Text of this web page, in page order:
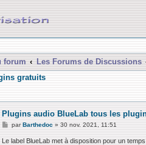
forum Les Forums de Discussions
gratuits
Plugins audio BlueLab tous les
M
s
parBarthedoc »30 nov. 2021, 11:51
Le label BlueLab met à disposition pour un